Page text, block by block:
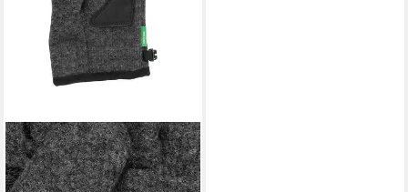
VAUDE
Multisporthandschuhe
RHONEN GLOVES V